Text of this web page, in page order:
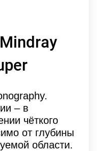
– в
чёткого
от глубины
области.